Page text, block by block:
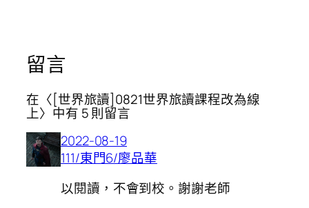
留言
在〈[世界旅讀]0821世界旅讀課程改為線
上〉中有 5 則留言
2022-08-19
111/東門6/廖品華
以閱讀，不會到校。謝謝老師